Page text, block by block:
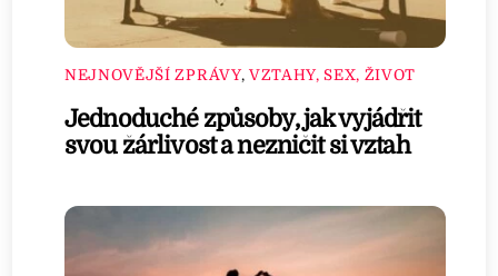
NEJNOVĚJŠÍ ZPRÁVY, VZTAHY, SEX, ŽIVOT
Jednoduché způsoby, jak vyjádřit
svou žárlivost a nezničit si vztah